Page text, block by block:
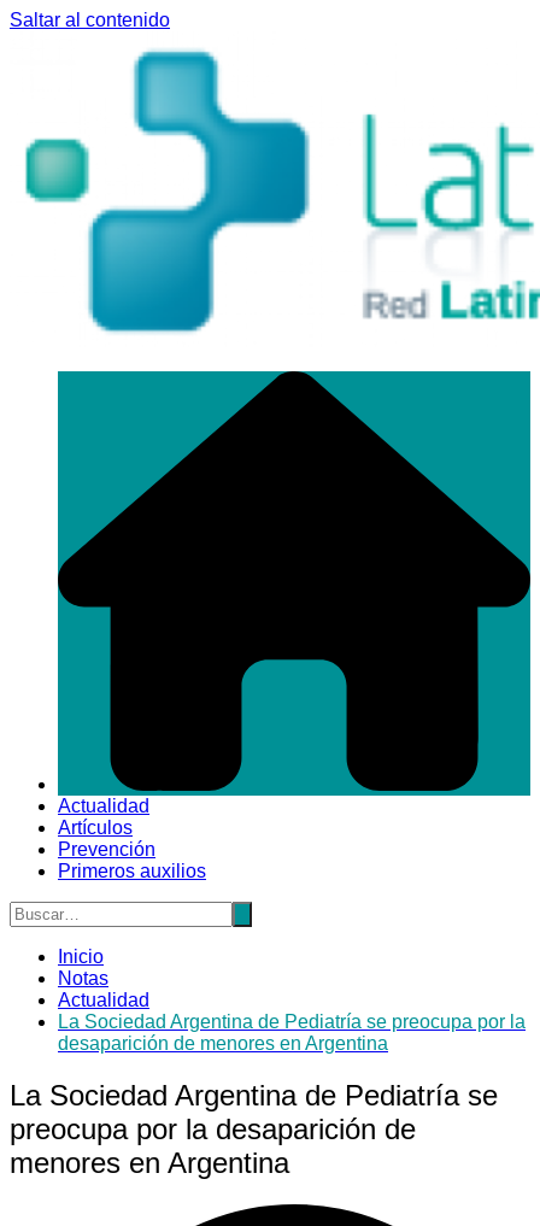
Saltar al contenido
Actualidad
Artículos
Prevención
Primeros auxilios
Inicio
Notas
Actualidad
La Sociedad Argentina de Pediatría se preocupa por la
desaparición de menores en Argentina
La Sociedad Argentina de Pediatría se
preocupa por la desaparición de
menores en Argentina